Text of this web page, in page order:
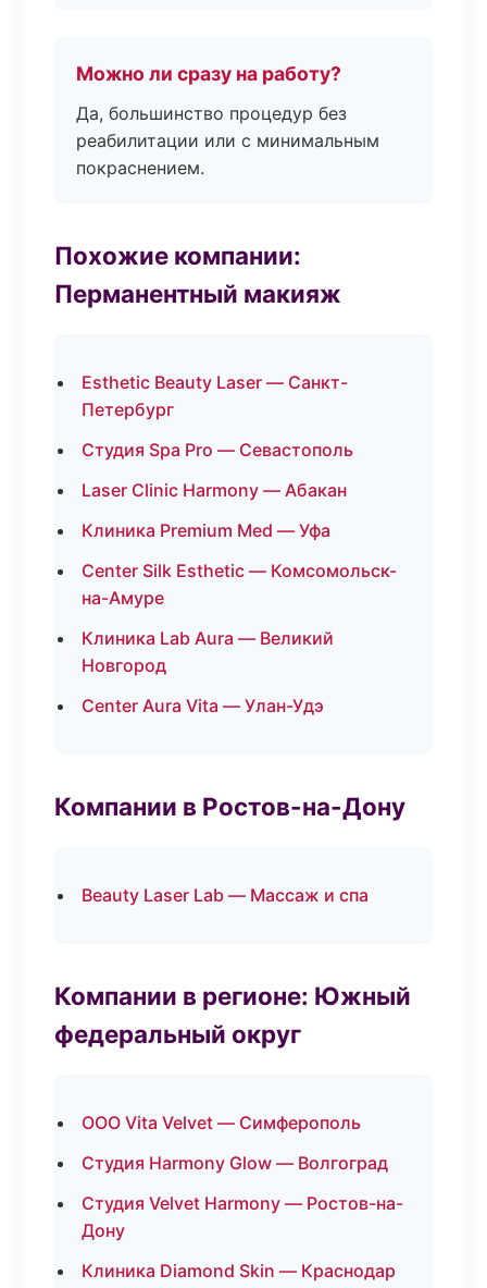
Можно ли сразу на работу?
Да, большинство процедур без
реабилитации или с минимальным
покраснением.
Похожие компании:
Перманентный макияж
Esthetic Beauty Laser — Санкт-
Петербург
Студия Spa Pro — Севастополь
Laser Clinic Harmony — Абакан
Клиника Premium Med — Уфа
Center Silk Esthetic — Комсомольск-
на-Амуре
Клиника Lab Aura — Великий
Новгород
Center Aura Vita — Улан-Удэ
Компании в Ростов-на-Дону
Beauty Laser Lab — Массаж и спа
Компании в регионе: Южный
федеральный округ
ООО Vita Velvet — Симферополь
Студия Harmony Glow — Волгоград
Студия Velvet Harmony — Ростов-на-
Дону
Клиника Diamond Skin — Краснодар